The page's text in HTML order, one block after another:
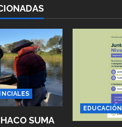
SUMA
EDUCACIÓN